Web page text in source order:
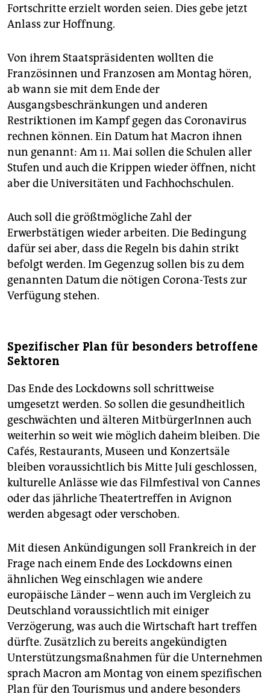
Fortschritte erzielt worden seien. Dies gebe jetzt
Anlass zur Hoffnung.
Von ihrem Staatspräsidenten wollten die
Französinnen und Franzosen am Montag hören,
ab wann sie mit dem Ende der
Ausgangsbeschränkungen und anderen
Restriktionen im Kampf gegen das Coronavirus
rechnen können. Ein Datum hat Macron ihnen
nun genannt: Am 11. Mai sollen die Schulen aller
Stufen und auch die Krippen wieder öffnen, nicht
aber die Universitäten und Fachhochschulen.
Auch soll die größtmögliche Zahl der
Erwerbstätigen wieder arbeiten. Die Bedingung
dafür sei aber, dass die Regeln bis dahin strikt
befolgt werden. Im Gegenzug sollen bis zu dem
genannten Datum die nötigen Corona-Tests zur
Verfügung stehen.
Spezifischer Plan für besonders betroffene
Sektoren
Das Ende des Lockdowns soll schrittweise
umgesetzt werden. So sollen die gesundheitlich
geschwächten und älteren MitbürgerInnen auch
weiterhin so weit wie möglich daheim bleiben. Die
Cafés, Restaurants, Museen und Konzertsäle
bleiben voraussichtlich bis Mitte Juli geschlossen,
kulturelle Anlässe wie das Filmfestival von Cannes
oder das jährliche Theatertreffen in Avignon
werden abgesagt oder verschoben.
Mit diesen Ankündigungen soll Frankreich in der
Frage nach einem Ende des Lockdowns einen
ähnlichen Weg einschlagen wie andere
europäische Länder – wenn auch im Vergleich zu
Deutschland voraussichtlich mit einiger
Verzögerung, was auch die Wirtschaft hart treffen
dürfte. Zusätzlich zu bereits angekündigten
Unterstützungsmaßnahmen für die Unternehmen
sprach Macron am Montag von einem spezifischen
Plan für den Tourismus und andere besonders